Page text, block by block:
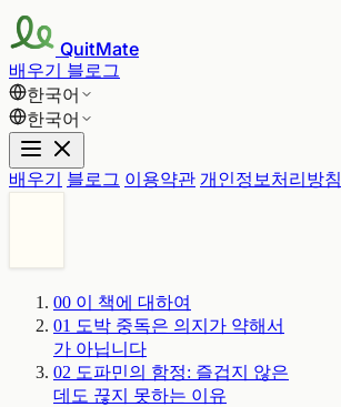
QuitMate
배우기 블로그
한국어
한국어
배우기 블로그 이용약관 개인정보처리방침
00 이 책에 대하여
01 도박 중독은 의지가 약해서
가 아닙니다
02 도파민의 함정: 즐겁지 않은
데도 끊지 못하는 이유